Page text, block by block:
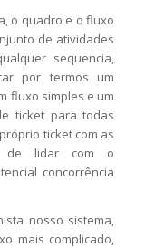
o quadro e o fluxo
de atividades
sequencia,
por termos um
fluxo simples e um
ticket para todas
ticket com as
de lidar com o
concorrência
nosso sistema,
mais complicado,